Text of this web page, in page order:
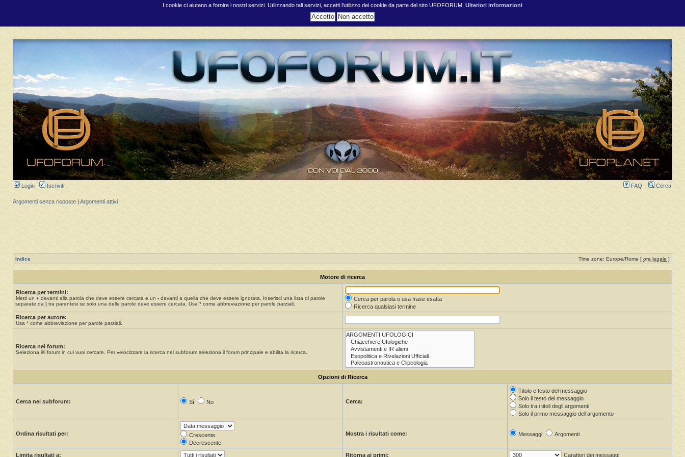
I cookie ci aiutano a fornire i nostri servizi. Utilizzando tali servizi, accetti l'utilizzo dei cookie da parte del sito UFOFORUM. Ulteriori informazioni
Login Iscriviti FAQ Cerca
Argomenti senza risposte Argomenti attivi
Indice Time zone: Europe/Rome [ ora legale ]
Motore di ricerca
Ricerca per termini:
Metti un + davanti alla parola che deve essere cercata e un - davanti a quella che deve essere ignorata. Inserisci una lista di parole
separate da
tra parentesi se solo una delle parole deve essere cercata. Usa * come abbreviazione per parole parziali.
Cerca per parola o usa frase esatta
Ricerca qualsiasi termine
Ricerca per autore:
Usa * come abbreviazione per parole parziali.
Ricerca nei forum:
Seleziona il/i forum in cui vuoi cercare. Per velocizzare la ricerca nei subforum seleziona il forum principale e abilita la ricerca.
Opzioni di Ricerca
Cerca nei subforum: Sì No Cerca:
Titolo e testo del messaggio
Solo il testo del messaggio
Solo tra i titoli degli argomenti
Solo il primo messaggio dell’argomento
Ordina risultati per:
Crescente
Decrescente
Mostra i risultati come: Messaggi Argomenti
Limita risultati a: Ritorna ai primi: Caratteri dei messaggi